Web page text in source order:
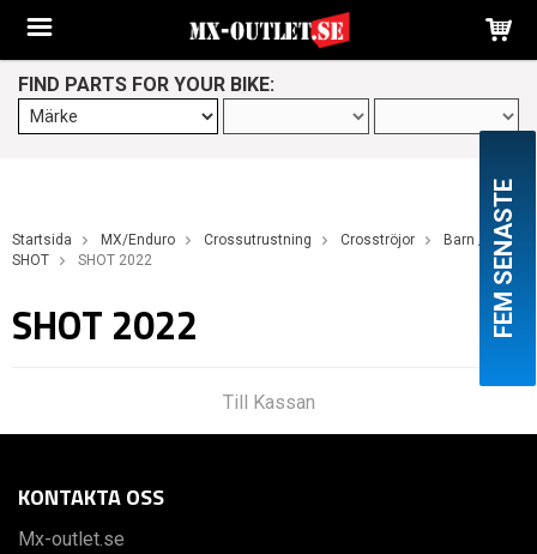
FIND PARTS FOR YOUR BIKE:
Startsida MX/Enduro Crossutrustning Crosströjor
Barn / jr
SHOT
SHOT 2022
SHOT 2022
Till Kassan
FEM SENASTE
KONTAKTA OSS
Mx-outlet.se